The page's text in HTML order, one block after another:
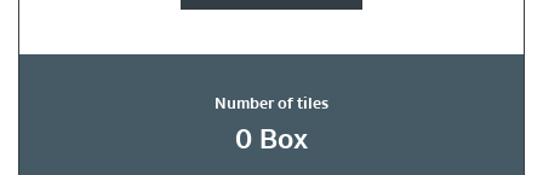
Number of tiles
0Box